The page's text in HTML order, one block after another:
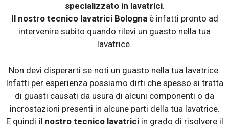
specializzato in lavatrici.
Il nostro tecnico lavatrici Bologna è infatti pronto ad
intervenire subito quando rilevi un guasto nella tua
lavatrice.
Non devi disperarti se noti un guasto nella tua lavatrice.
Infatti per esperienza possiamo dirti che spesso si tratta
di guasti causati da usura di alcuni componenti o da
incrostazioni presenti in alcune parti della tua lavatrice.
E quindi il nostro tecnico lavatrici in grado di risolvere il